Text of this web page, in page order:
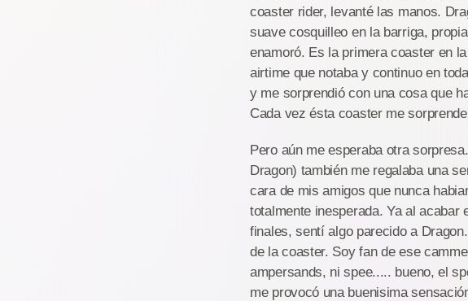
coaster rider, levanté las manos.
suave cosquilleo en la barriga,
enamoró. Es la primera coaster en
airtime que notaba y continuo en
y me sorprendió con una cosa que
Cada vez ésta coaster me
Pero aún me esperaba otra
Dragon) también me regalaba una
cara de mis amigos que nunca
totalmente inesperada. Ya al
finales, sentí algo parecido a
de la coaster. Soy fan de ese
ampersands, ni spee..... bueno, el
me provocó una buenisima